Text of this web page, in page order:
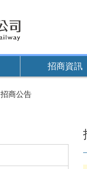
招商資訊
招商公告